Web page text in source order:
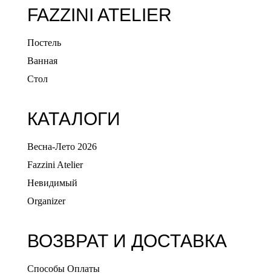
FAZZINI ATELIER
Постель
Ванная
Стол
КАТАЛОГИ
Весна-Лето 2026
Fazzini Atelier
Невидимый
Organizer
ВОЗВРАТ И ДОСТАВКА
Способы Оплаты